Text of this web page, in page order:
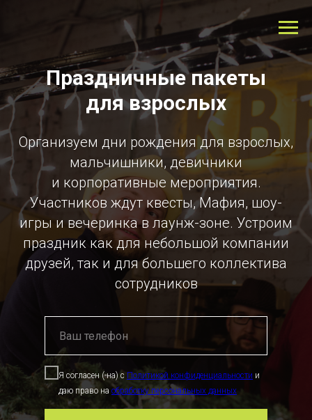
Праздничные пакеты
для взрослых
Организуем дни рождения для взрослых,
мальчишники, девичники
и корпоративные мероприятия.
Участников ждут квесты, Мафия, шоу-
игры и вечеринка в лаунж-зоне. Устроим
праздник как для небольшой компании
друзей, так и для большего коллектива
сотрудников
Я согласен (-на) с Политикой конфиденциальности и
даю право на обработку персональных данных